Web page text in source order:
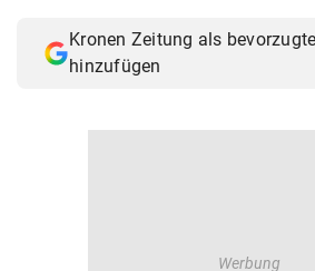
Kronen Zeitung als
hinzufügen